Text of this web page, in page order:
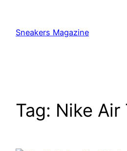
content
Sneakers Magazine
Tag: Nike Air